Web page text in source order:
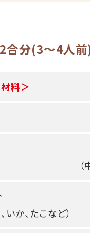
合分(3～4人
料＞
いか、たこなど）